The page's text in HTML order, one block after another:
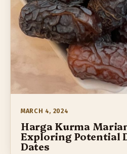
MARCH 4, 2024
Harga Kurma
Exploring Potential
Dates